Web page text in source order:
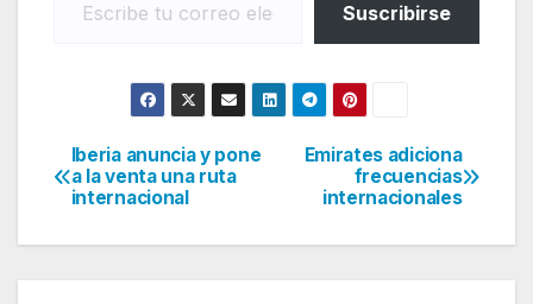
Suscribirse
Navegación
de
Emirates adiciona
frecuencias
internacionales
Iberia anuncia y pone
a la venta una ruta
internacional